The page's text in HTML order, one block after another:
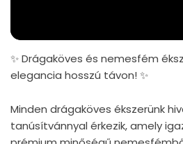
✨ Drágaköves és nemesfém
elegancia hosszú távon! ✨
Minden drágaköves ékszerünk
tanúsítvánnyal érkezik, amely